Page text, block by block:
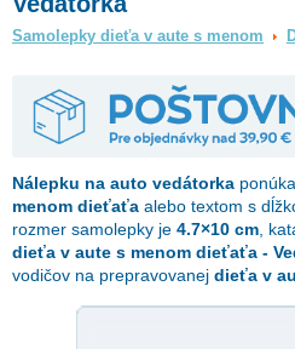
Samolepky dieťa v aute s menom
Nálepku na auto vedátorka
menom dieťaťa alebo textom s
rozmer samolepky je 4.7×10 cm ,
dieťa v aute s menom dieťaťa -
vodičov na prepravovanej dieťa v